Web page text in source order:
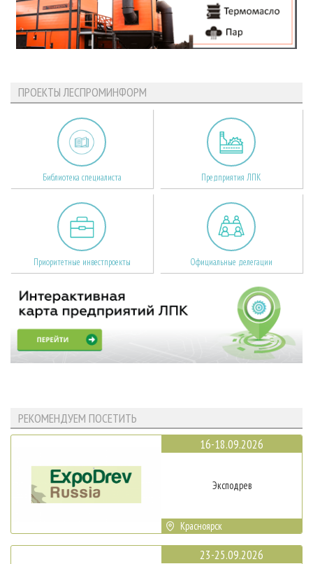
ПРОЕКТЫ ЛЕСПРОМИНФОРМ
Библиотека специалиста Предприятия ЛПК
Приоритетные инвестпроекты Официальные делегации
РЕКОМЕНДУЕМ ПОСЕТИТЬ
16-18.09.2026
Эксподрев
Красноярск
23-25.09.2026